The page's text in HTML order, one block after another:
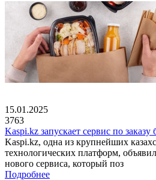
15.01.2025
3763
Kaspi.kz запускает сервис по заказу
Kaspi.kz, одна из крупнейших
технологических платформ,
нового сервиса, который поз
Подробнее